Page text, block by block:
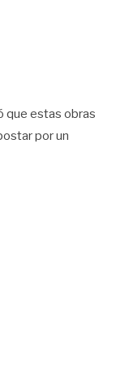
que estas obras
por un